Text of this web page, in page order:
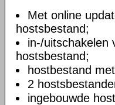
Met online
hostsbestand;
in-/uitschakelen
hostsbestand;
hostbestand
2
ingebouwde